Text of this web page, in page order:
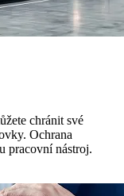
chránit své
Ochrana
pracovní nástroj.